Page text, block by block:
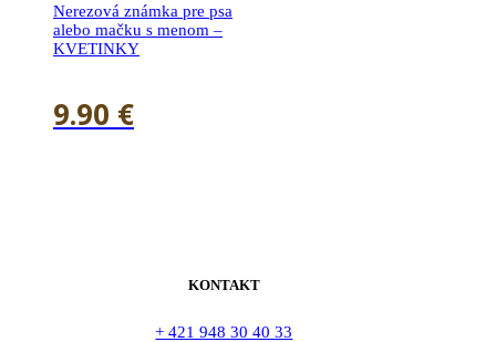
Nerezová známka pre psa
alebo mačku s menom –
KVETINKY
9.90 €
KONTAKT
+ 421 948 30 40 33